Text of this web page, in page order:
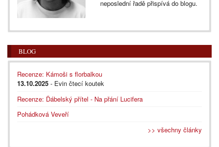
neposlední řadě přispívá do blogu.
BLOG
Recenze: Kámoši s florbalkou
13.10.2025 - Evin čtecí koutek
Recenze: Ďábelský přítel - Na přání Lucifera
Pohádková Veveří
>> všechny články